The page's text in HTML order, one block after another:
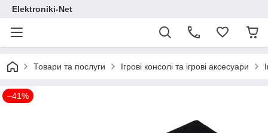
Elektroniki-Net
Товари та послуги Ігрові консолі та ігрові аксесуари
–41%